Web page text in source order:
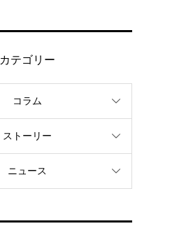
カテゴリー
コラム
ストーリー
ニュース